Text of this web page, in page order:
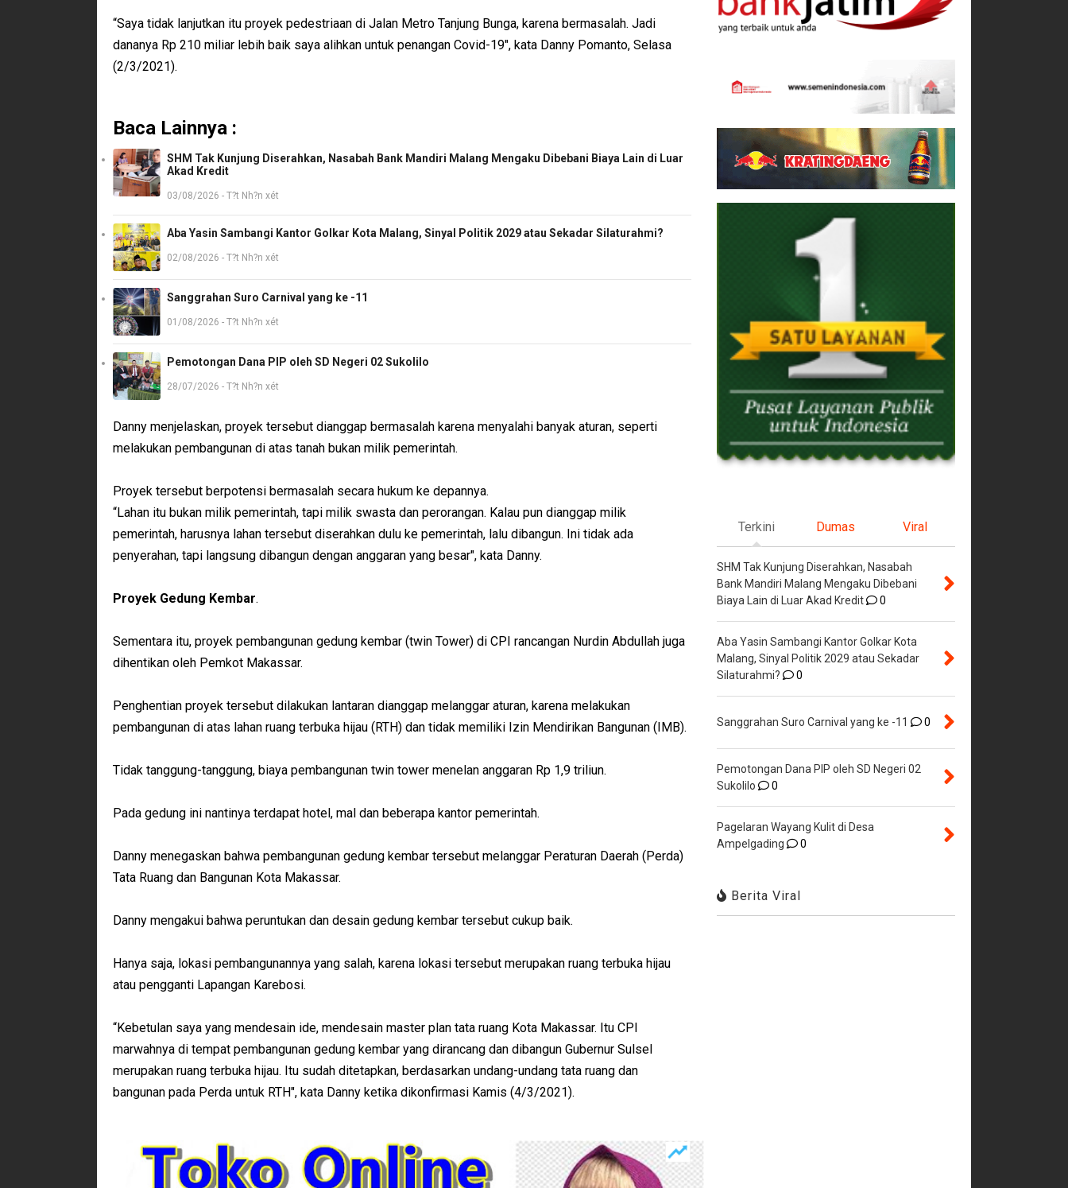
“Saya tidak lanjutkan itu proyek pedestriaan di Jalan Metro Tanjung Bunga, karena bermasalah. Jadi
dananya Rp 210 miliar lebih baik saya alihkan untuk penangan Covid-19", kata Danny Pomanto, Selasa
(2/3/2021).
Baca Lainnya :
SHM Tak Kunjung Diserahkan, Nasabah Bank Mandiri Malang Mengaku Dibebani Biaya Lain di Luar
Akad Kredit
03/08/2026 - T?t Nh?n xét
Aba Yasin Sambangi Kantor Golkar Kota Malang, Sinyal Politik 2029 atau Sekadar Silaturahmi?
02/08/2026 - T?t Nh?n xét
Sanggrahan Suro Carnival yang ke -11
01/08/2026 - T?t Nh?n xét
Pemotongan Dana PIP oleh SD Negeri 02 Sukolilo
28/07/2026 - T?t Nh?n xét
Danny menjelaskan, proyek tersebut dianggap bermasalah karena menyalahi banyak aturan, seperti
melakukan pembangunan di atas tanah bukan milik pemerintah.
Proyek tersebut berpotensi bermasalah secara hukum ke depannya.
“Lahan itu bukan milik pemerintah, tapi milik swasta dan perorangan. Kalau pun dianggap milik
pemerintah, harusnya lahan tersebut diserahkan dulu ke pemerintah, lalu dibangun. Ini tidak ada
penyerahan, tapi langsung dibangun dengan anggaran yang besar", kata Danny.
Proyek Gedung Kembar.
Sementara itu, proyek pembangunan gedung kembar (twin Tower) di CPI rancangan Nurdin Abdullah juga
dihentikan oleh Pemkot Makassar.
Penghentian proyek tersebut dilakukan lantaran dianggap melanggar aturan, karena melakukan
pembangunan di atas lahan ruang terbuka hijau (RTH) dan tidak memiliki Izin Mendirikan Bangunan (IMB).
Tidak tanggung-tanggung, biaya pembangunan twin tower menelan anggaran Rp 1,9 triliun.
Pada gedung ini nantinya terdapat hotel, mal dan beberapa kantor pemerintah.
Danny menegaskan bahwa pembangunan gedung kembar tersebut melanggar Peraturan Daerah (Perda)
Tata Ruang dan Bangunan Kota Makassar.
Danny mengakui bahwa peruntukan dan desain gedung kembar tersebut cukup baik.
Hanya saja, lokasi pembangunannya yang salah, karena lokasi tersebut merupakan ruang terbuka hijau
atau pengganti Lapangan Karebosi.
“Kebetulan saya yang mendesain ide, mendesain master plan tata ruang Kota Makassar. Itu CPI
marwahnya di tempat pembangunan gedung kembar yang dirancang dan dibangun Gubernur Sulsel
merupakan ruang terbuka hijau. Itu sudah ditetapkan, berdasarkan undang-undang tata ruang dan
bangunan pada Perda untuk RTH", kata Danny ketika dikonfirmasi Kamis (4/3/2021).
Terkini Dumas Viral
SHM Tak Kunjung Diserahkan, Nasabah
Bank Mandiri Malang Mengaku Dibebani
Biaya Lain di Luar Akad Kredit
0
Aba Yasin Sambangi Kantor Golkar Kota
Malang, Sinyal Politik 2029 atau Sekadar
Silaturahmi?
0
Sanggrahan Suro Carnival yang ke -11 0
Pemotongan Dana PIP oleh SD Negeri 02
Sukolilo
0
Pagelaran Wayang Kulit di Desa
Ampelgading
0
Berita Viral